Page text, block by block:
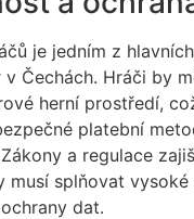
je jedním z
v Čechách. Hráči by
herní prostředí,
platební
a regulace
musí splňovat
dat.